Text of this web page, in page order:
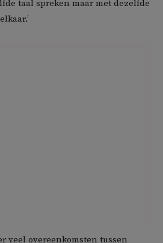
taal spreken maar met dezelfde
veel overeenkomsten tussen